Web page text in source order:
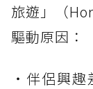
旅遊」（
驅動原因：
・伴侶興